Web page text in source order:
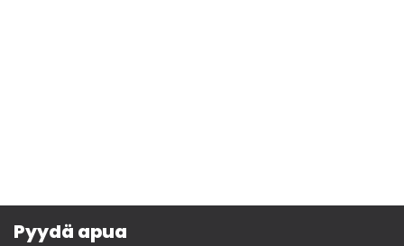
Pyydä apua